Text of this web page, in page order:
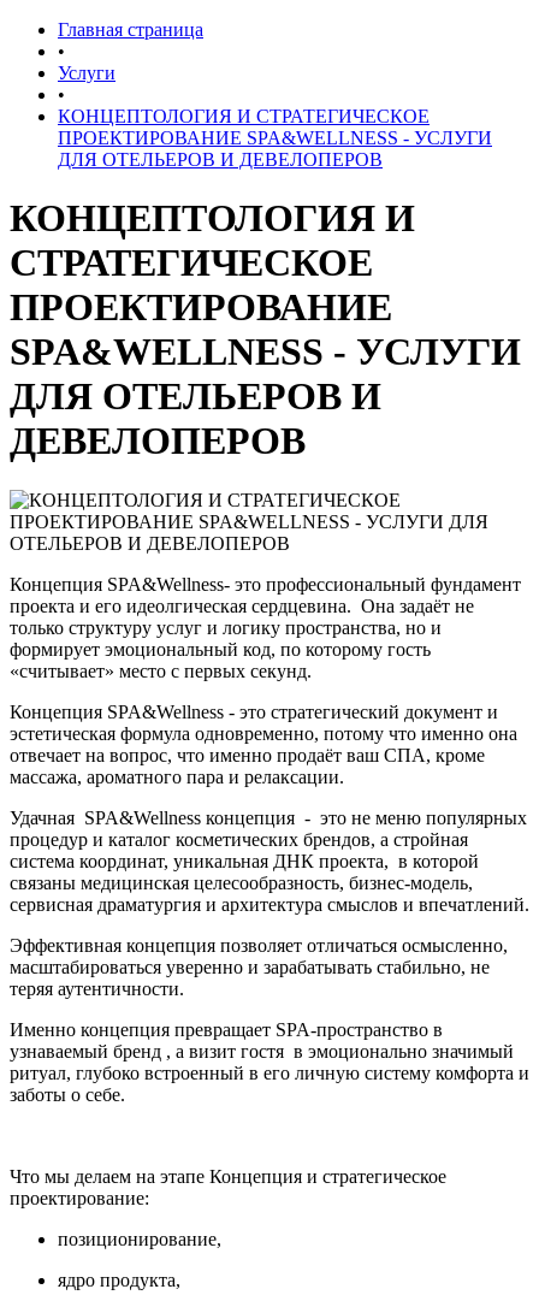
Главная страница
•
Услуги
•
КОНЦЕПТОЛОГИЯ И СТРАТЕГИЧЕСКОЕ
ПРОЕКТИРОВАНИЕ SPA&WELLNESS - УСЛУГИ
ДЛЯ ОТЕЛЬЕРОВ И ДЕВЕЛОПЕРОВ
КОНЦЕПТОЛОГИЯ И
СТРАТЕГИЧЕСКОЕ
ПРОЕКТИРОВАНИЕ
SPA&WELLNESS - УСЛУГИ
ДЛЯ ОТЕЛЬЕРОВ И
ДЕВЕЛОПЕРОВ
Концепция SPA&Wellness- это профессиональный фундамент
проекта и его идеолгическая сердцевина. Она задаёт не
только структуру услуг и логику пространства, но и
формирует эмоциональный код, по которому гость
«считывает» место с первых секунд.
Концепция SPA&Wellness - это стратегический документ и
эстетическая формула одновременно, потому что именно она
отвечает на вопрос, что именно продаёт ваш СПА, кроме
массажа, ароматного пара и релаксации.
Удачная SPA&Wellness концепция - это не меню популярных
процедур и каталог косметических брендов, а стройная
система координат, уникальная ДНК проекта, в которой
связаны медицинская целесообразность, бизнес-модель,
сервисная драматургия и архитектура смыслов и впечатлений.
Эффективная концепция позволяет отличаться осмысленно,
масштабироваться уверенно и зарабатывать стабильно, не
теряя аутентичности.
Именно концепция превращает SPA-пространство в
узнаваемый бренд , а визит гостя в эмоционально значимый
ритуал, глубоко встроенный в его личную систему комфорта и
заботы о себе.
Что мы делаем на этапе Концепция и стратегическое
проектирование:
позиционирование,
ядро продукта,